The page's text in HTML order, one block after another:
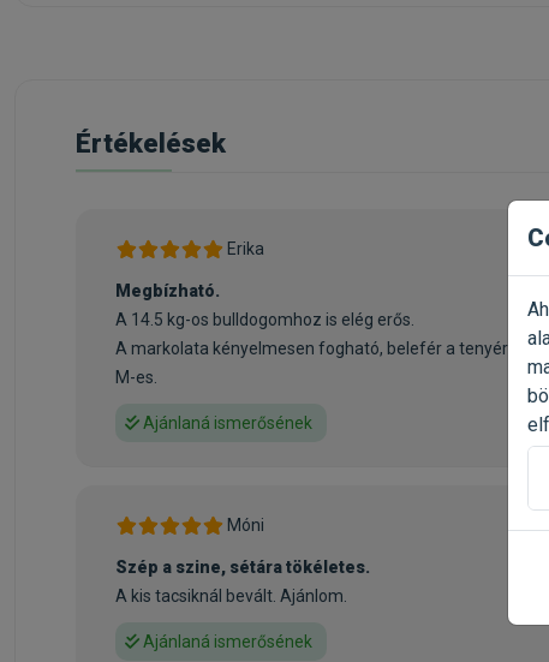
• Pontosság a legkisebb részletekig, elégedett vásárlók
Értékelések
Erika
Megbízható.
A 14.5 kg-os bulldogomhoz is elég erős.
A markolata kényelmesen fogható, belefér a tenyér
M-es.
Ajánlaná ismerősének
Móni
Szép a szine, sétára tökéletes.
A kis tacsiknál bevált. Ajánlom.
Ajánlaná ismerősének